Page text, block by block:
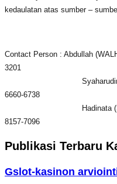
kedaulatan atas sumber –
Contact Person :
3201
Syaharudin
6660-6738
Hadinata
8157-7096
Publikasi Terbaru
Gslot-kasinon